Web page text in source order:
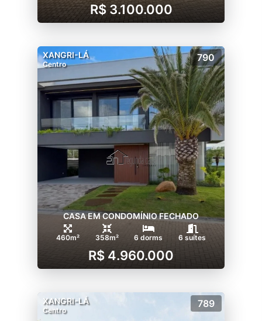
R$ 3.100.000
XANGRI-LÁ
Centro
790
CASA EM CONDOMÍNIO FECHADO
460m² 358m² 6 dorms 6 suítes
R$ 4.960.000
XANGRI-LÁ
Centro
789